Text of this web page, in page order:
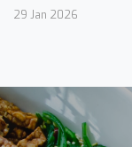
29 Jan 2026